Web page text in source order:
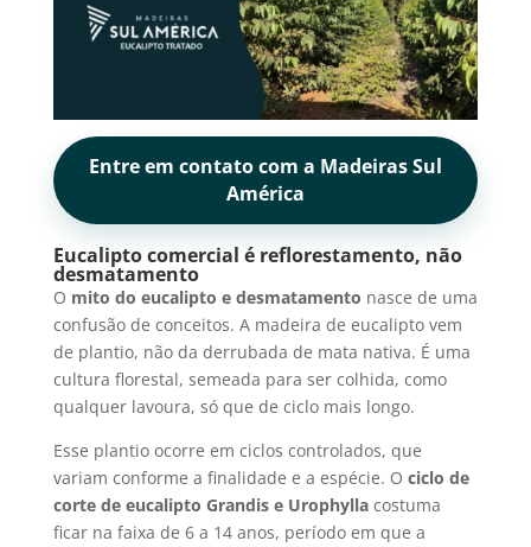
Entre em contato com a Madeiras Sul
América
Eucalipto comercial é reflorestamento, não
desmatamento
O mito do eucalipto e desmatamento nasce de uma
confusão de conceitos. A madeira de eucalipto vem
de plantio, não da derrubada de mata nativa. É uma
cultura florestal, semeada para ser colhida, como
qualquer lavoura, só que de ciclo mais longo.
Esse plantio ocorre em ciclos controlados, que
variam conforme a finalidade e a espécie. O ciclo de
corte de eucalipto Grandis e Urophyllacostuma
ficar na faixa de 6 a 14 anos, período em que a